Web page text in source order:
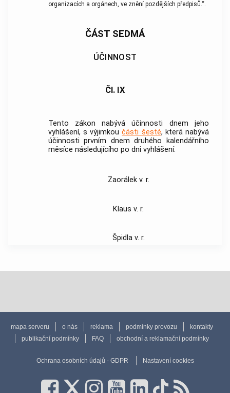
organizacích a orgánech, ve znění pozdějších předpisů.“.
ČÁST SEDMÁ
ÚČINNOST
Čl. IX
Tento zákon nabývá účinnosti dnem jeho
vyhlášení, s výjimkoučásti šesté, která nabývá
účinnosti prvním dnem druhého kalendářního
měsíce následujícího po dni vyhlášení.
Zaorálek v. r.
Klaus v. r.
Špidla v. r.
mapa serveru o nás reklama podmínky provozu
kontakty
publikační podmínky
FAQ obchodní a reklamační podmínky
Ochrana osobních údajů - GDPR Nastavení cookies